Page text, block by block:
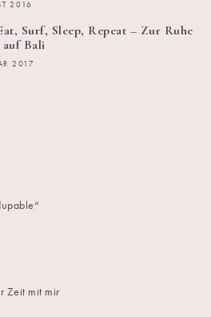
2016
Surf, Sleep, Repeat – Zur Ruhe
auf Bali
2017
Zeit mit mir